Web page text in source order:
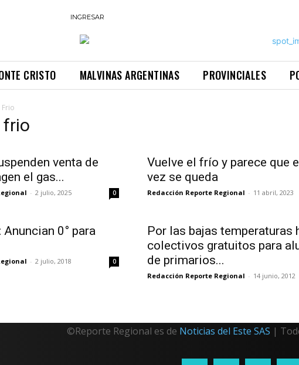
INGRESAR
CRISTO MALVINAS ARGENTINAS PROVINCIALES
Frio
frio
venta de
el gas...
- 2 julio, 2025 0
Vuelve el frío y parece que
vez se queda
Redacción Reporte Regional - 11 abril, 2023
0° para
- 2 julio, 2018 0
Por las bajas temperaturas
colectivos gratuitos para
de primarios...
Redacción Reporte Regional - 14 junio, 2012
©Reporte Regional es de Noticias del Este SAS |